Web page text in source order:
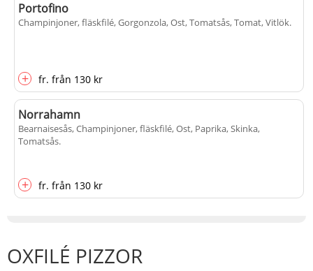
Portofino
Champinjoner, fläskfilé, Gorgonzola, Ost, Tomatsås, Tomat, Vitlök.
+ fr. från 130 kr
Norrahamn
Bearnaisesås, Champinjoner, fläskfilé, Ost, Paprika, Skinka,
Tomatsås.
+ fr. från 130 kr
OXFILÉ PIZZOR